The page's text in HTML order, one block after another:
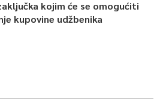
kojim će se omogućiti
kupovine udžbenika